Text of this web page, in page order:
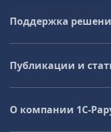
Поддержка
Публикации и
О компании 1C-